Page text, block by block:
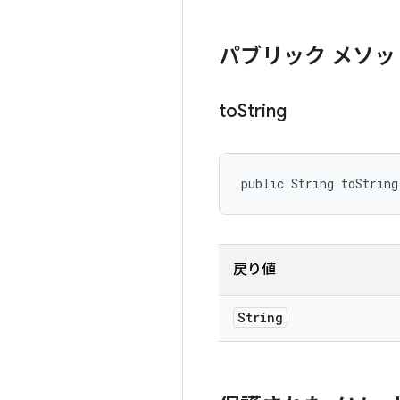
パブリック メソッ
toString
public String
戻り値
String